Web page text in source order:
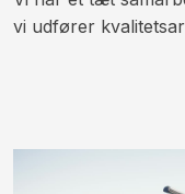
vi udfører